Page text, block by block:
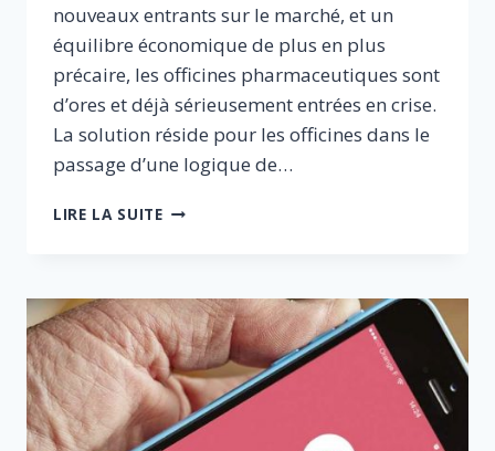
nouveaux entrants sur le marché, et un
équilibre économique de plus en plus
précaire, les officines pharmaceutiques sont
d’ores et déjà sérieusement entrées en crise.
La solution réside pour les officines dans le
passage d’une logique de…
LIRE LA SUITEPOURQUOI
LA
COMMUNICATION
AUX
GROUPEMENTS
D’OFFICINES